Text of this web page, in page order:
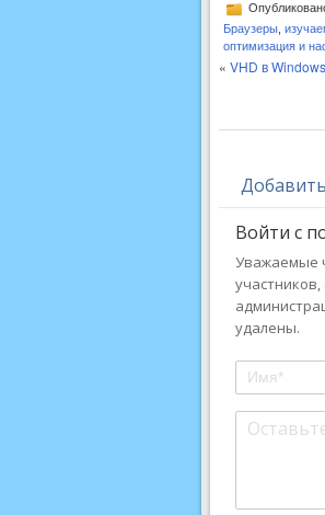
Браузеры,
оптимизация и
« VHD в
Войти с
Уважаемые
удалены.